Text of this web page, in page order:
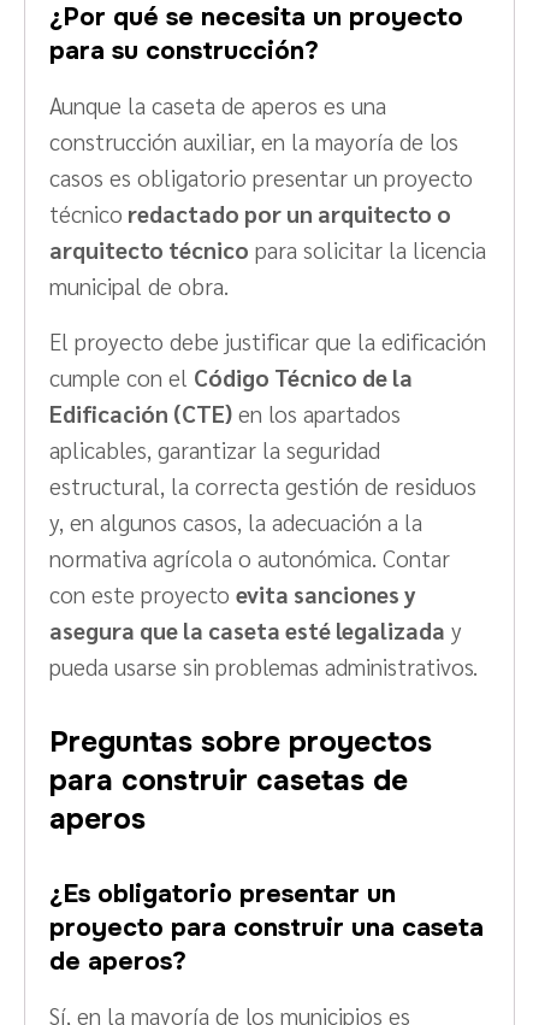
¿Por qué se necesita un proyecto
para su construcción?
Aunque la caseta de aperos es una
construcción auxiliar, en la mayoría de los
casos es obligatorio presentar un proyecto
técnico redactado por un arquitecto o
arquitecto técnico para solicitar la licencia
municipal de obra.
El proyecto debe justificar que la edificación
cumple con el Código Técnico de la
Edificación (CTE) en los apartados
aplicables, garantizar la seguridad
estructural, la correcta gestión de residuos
y, en algunos casos, la adecuación a la
normativa agrícola o autonómica. Contar
con este proyecto evita sanciones y
asegura que la caseta esté legalizada y
pueda usarse sin problemas administrativos.
Preguntas sobre proyectos
para construir casetas de
aperos
¿Es obligatorio presentar un
proyecto para construir una caseta
de aperos?
Sí, en la mayoría de los municipios es